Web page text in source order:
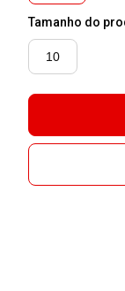
Tamanho do
10